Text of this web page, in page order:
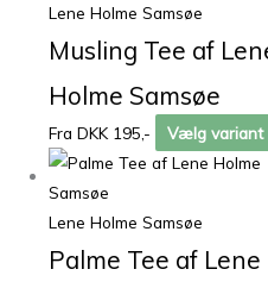
Lene Holme Samsøe
Musling Tee af
Holme Samsøe
Fra DKK 195,- Vælg variant
Lene Holme Samsøe
Palme Tee af Lene